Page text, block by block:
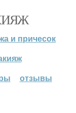
и причесок
отзывы